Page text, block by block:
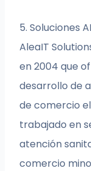
5. Soluciones
AleaIT
en 2004 que
desarrollo de
de comercio
trabajado en
atención
comercio